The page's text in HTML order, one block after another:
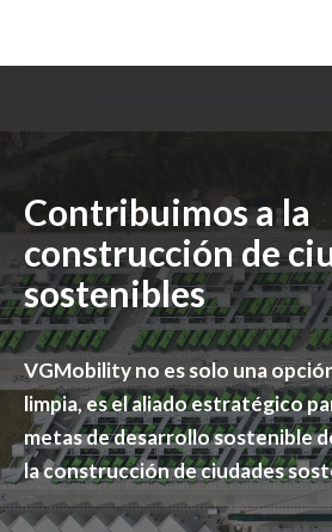
Contribuimos a la
construcción de
sostenibles
VGMobility no es solo una
limpia, es el aliado estratégico
metas de desarrollo sostenible
la construcción de ciudades